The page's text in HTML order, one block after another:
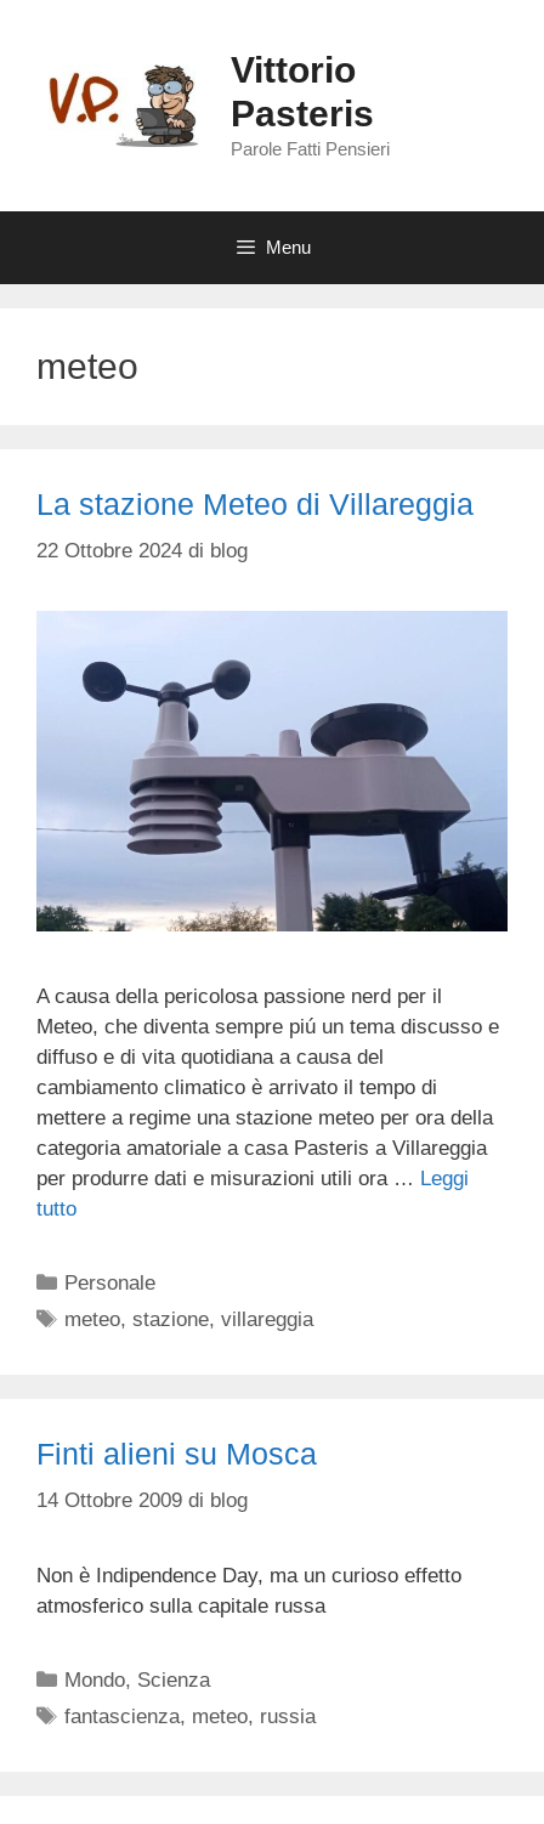
contenuto
Vittorio
Pasteris
Parole Fatti Pensieri
Menu
meteo
La stazione Meteo di Villareggia
22 Ottobre 2024 di blog
A causa della pericolosa passione nerd per il
Meteo, che diventa sempre piú un tema discusso e
diffuso e di vita quotidiana a causa del
cambiamento climatico è arrivato il tempo di
mettere a regime una stazione meteo per ora della
categoria amatoriale a casa Pasteris a Villareggia
per produrre dati e misurazioni utili ora … Leggi
tutto
Categorie
Personale
Tag
meteo,stazione,villareggia
Finti alieni su Mosca
14 Ottobre 2009 di blog
Non è Indipendence Day, ma un curioso effetto
atmosferico sulla capitale russa
Categorie
Mondo, Scienza
Tag
fantascienza, meteo, russia